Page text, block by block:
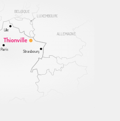
ALLEMAGNE
BELGIQUE
LUXEMBOURG
Thionville
Lille
Paris Strasbourg